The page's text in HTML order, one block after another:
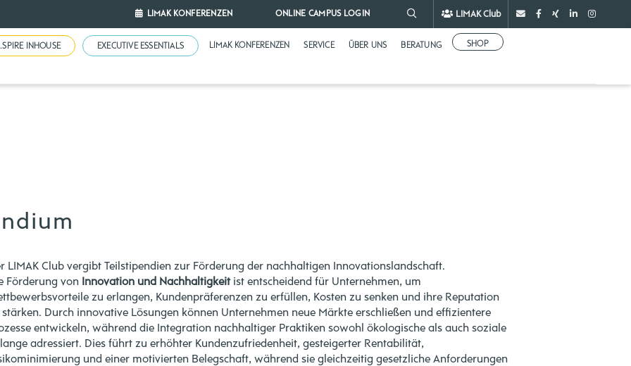
LIMAK KONFERENZEN ONLINE CAMPUS LOGIN LIMAK Club
INHOUSE EXECUTIVE ESSENTIALS LIMAK KONFERENZEN SERVICE ÜBER UNS BERATUNG SHOP
LIMAK Club vergibt Teilstipendien zur Förderung der nachhaltigen Innovationslandschaft.
Förderung von Innovation und Nachhaltigkeitist entscheidend für Unternehmen, um
zu erlangen, Kundenpräferenzen zu erfüllen, Kosten zu senken und ihre Reputation
stärken. Durch innovative Lösungen können Unternehmen neue Märkte erschließen und effizientere
entwickeln, während die Integration nachhaltiger Praktiken sowohl ökologische als auch soziale
adressiert. Dies führt zu erhöhter Kundenzufriedenheit, gesteigerter Rentabilität,
und einer motivierten Belegschaft, während sie gleichzeitig gesetzliche Anforderungen